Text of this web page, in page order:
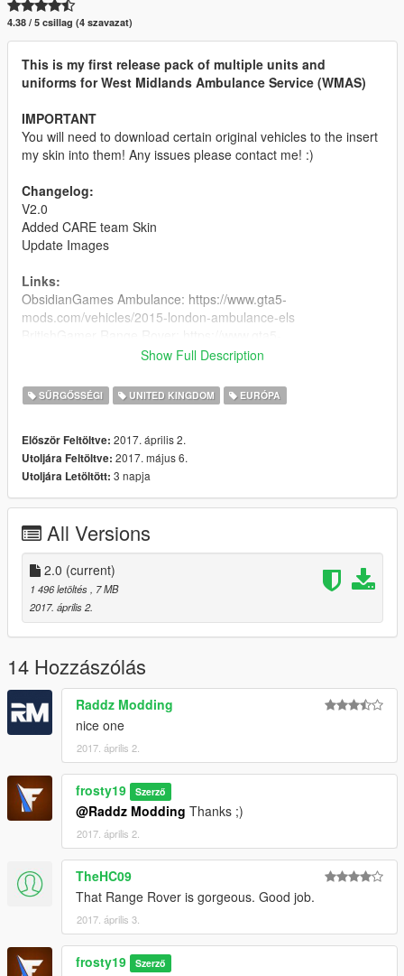
4.38 / 5 csillag (4 szavazat)
This is my first release pack of multiple units and
uniforms for West Midlands Ambulance Service (WMAS)
IMPORTANT
You will need to download certain original vehicles to the insert
my skin into them! Any issues please contact me! :)
Changelog:
V2.0
Added CARE team Skin
Update Images
Links:
ObsidianGames Ambulance: https://www.gta5-
mods.com/vehicles/2015-london-ambulance-els
mods.com/vehicles/2017-police-range-rover-svr
metropolitan-police-bmw-r1200rt/
SwedishModding Volvo: https://www.gta5-
Show Full Description
SŰRGŐSSÉGI UNITED KINGDOM EURÓPA
Először Feltöltve: 2017. április 2.
Utoljára Feltöltve: 2017. május 6.
Utoljára Letöltött: 3 napja
All Versions
2.0 (current)
1 496 letöltés, 7 MB
2017. április 2.
14 Hozzászólás
Raddz Modding
nice one
2017. április 2.
frosty19 Szerző
@Raddz Modding Thanks ;)
2017. április 2.
TheHC09
That Range Rover is gorgeous. Good job.
2017. április 3.
frosty19 Szerző